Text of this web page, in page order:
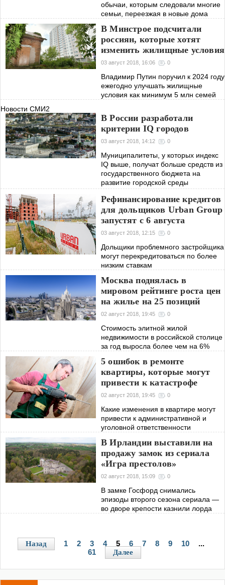
обычаи, которым следовали многие
семьи, переезжая в новые дома
этих традиций популярны и сегодня
В Минстрое подсчитали
россиян, которые хотят
изменить жилищные условия
03 август 2018, 16:06 0
Владимир Путин поручил к 2024 году
ежегодно улучшать жилищные
условия как минимум 5 млн семей
Новости СМИ2
В России разработали
критерии IQ городов
03 август 2018, 14:12 0
Муниципалитеты, у которых индекс
IQ выше, получат больше средств из
государственного бюджета на
развитие городской среды
Рефинансирование кредитов
для дольщиков Urban Group
запустят с 6 августа
03 август 2018, 12:15 0
Дольщики проблемного застройщика
могут перекредитоваться по более
низким ставкам
Москва поднялась в
мировом рейтинге роста цен
на жилье на 25 позиций
02 август 2018, 19:45 0
Стоимость элитной жилой
недвижимости в российской столице
за год выросла более чем на 6%
5 ошибок в ремонте
квартиры, которые могут
привести к катастрофе
02 август 2018, 19:45 0
Какие изменения в квартире могут
привести к административной и
уголовной ответственности
В Ирландии выставили на
продажу замок из сериала
«Игра престолов»
02 август 2018, 15:09 0
В замке Госфорд снимались
эпизоды второго сезона сериала —
во дворе крепости казнили лорда
Назад 1 2 3 4 5 6 7 8 9 10
...
61
Далее